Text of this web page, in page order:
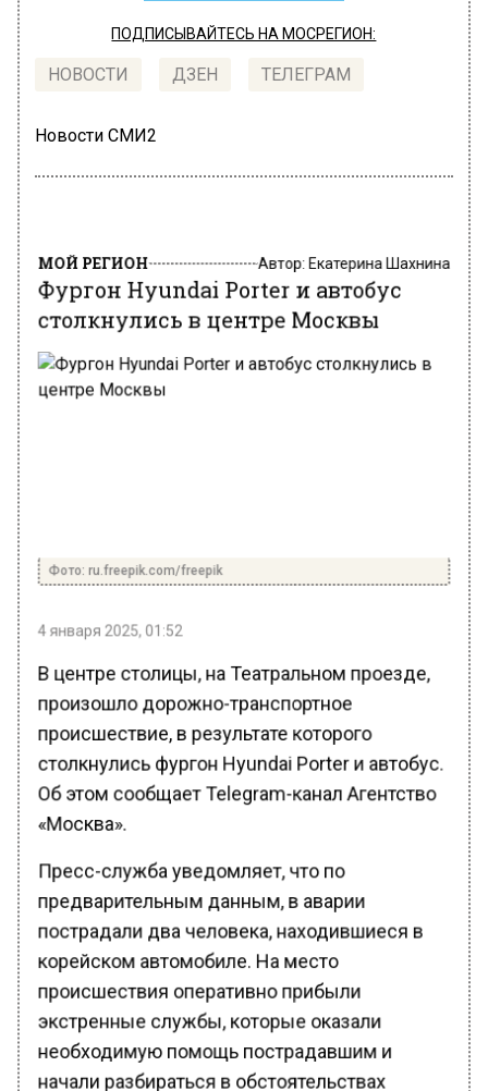
ПОДПИСЫВАЙТЕСЬ НА МОСРЕГИОН:
НОВОСТИ ДЗЕН ТЕЛЕГРАМ
Новости СМИ2
Фургон Hyundai Porter и автобус
столкнулись в центре Москвы
Фото: ru.freepik.com/freepik
4 января 2025, 01:52
В центре столицы, на Театральном проезде,
произошло дорожно-транспортное
происшествие, в результате которого
столкнулись фургон Hyundai Porter и автобус.
Об этом сообщает Telegram-канал Агентство
«Москва».
Пресс-служба уведомляет, что по
предварительным данным, в аварии
пострадали два человека, находившиеся в
корейском автомобиле. На место
происшествия оперативно прибыли
экстренные службы, которые оказали
необходимую помощь пострадавшим и
начали разбираться в обстоятельствах